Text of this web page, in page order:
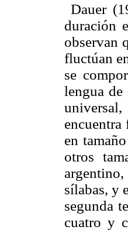
Dauer
duración
observan
fluctúan
se
lengua de
encuentra
en
otros
sílabas, y
segunda
cuatro y